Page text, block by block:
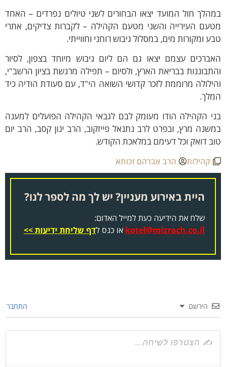
חול המועד יצאו הבחורים לשני טיולים נפרדים – האחד
העירייה והשני מטעם הקהילה – לקברות צדיקים, אתרי
ומקורות מים, במסלול גיבוש רוחני וחווייתי.
עצמם יצאו גם הם ליום גיבוש מיוחד בצפון, לסיור
בבריאת הארץ, ולסיום – תפילה מרגשת בציון הרשב"י,
מרוממת לזכר קדושי השואה הי"ד, עם סעודת הודיה כיד
הקהילה הודו מעומק לבם לגבאי הקהילה הפועלים למענה
מרץ, ובפרט לרב נתנאל פייזקוב, הרב ינון קסב, הרב יום
דואק וכל דעימם במלאכת הקודש.
קהילות הרב אברהם זכותא
היית באירוע מעניין? יש לך מה לספר לנו?
שלח את הידיעה כעת למייל האדום:
kotel@mizrach.co.ilאו כנס לדף שליחת ידיעות >>
הירשם התחבר